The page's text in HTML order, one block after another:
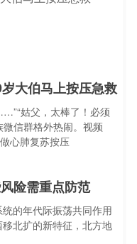
大伯马上按压急救
姑父，太棒了！必须
信群格外热闹。视频
心肺复苏按压
险需重点防范
的年代际振荡共同作用
北扩的新特征，北方地